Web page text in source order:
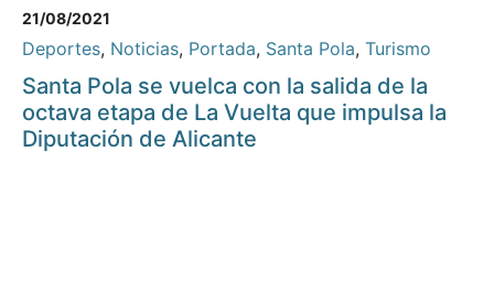
21/08/2021
Deportes, Noticias, Portada, Santa Pola, Turismo
Santa Pola se vuelca con la salida de la
octava etapa de La Vuelta que impulsa la
Diputación de Alicante